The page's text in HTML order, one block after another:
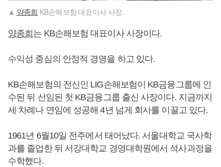
▲ 양종희 KB손해보험 대표이사 사장.
양종희 는 KB손해보험 대표이사 사장이다.
수익성 중심의 안정적 경영을 하고 있다.
KB손해보험의 전신인 LIG손해보험이 KB금융그룹에 인
수된 뒤 선임된 첫 KB금융그룹 출신 사장이다. 지금까지
세 차례나 연임에 성공해 4년 넘게 회사를 이끌고 있다.
1961년 6월10일 전주에서 태어났다. 서울대학교 국사학
과를 졸업한 뒤 서강대학교 경영대학원에서 석사과정을
수학했다.